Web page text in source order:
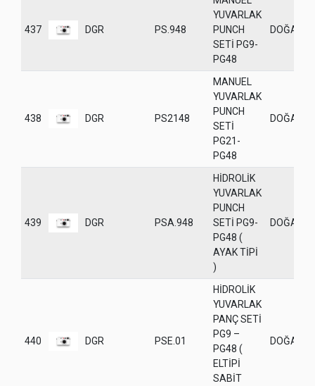
437 DGR PS.948
YUVARLAK
PUNCH
SETİ PG9-
PG48
DOĞANER
438 DGR PS2148
MANUEL
YUVARLAK
PUNCH
SETİ
PG21-
PG48
DOĞANER
439 DGR PSA.948
HİDROLİK
YUVARLAK
PUNCH
SETİ PG9-
PG48 (
AYAK TİPİ
)
DOĞANER
440 DGR PSE.01
HİDROLİK
YUVARLAK
PANÇ SETİ
PG9 –
PG48 (
ELTİPİ
SABİT
DOĞANER